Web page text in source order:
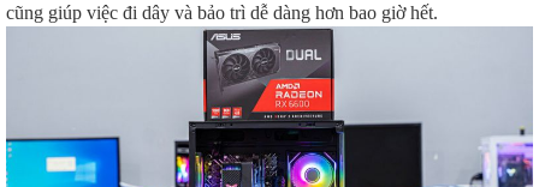
cũng giúp việc đi dây và bảo trì dễ dàng hơn bao giờ hết.